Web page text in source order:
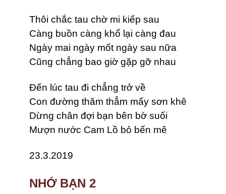
Thôi chắc tau chờ mi kiếp sau
Càng buồn càng khổ lại càng đau
Ngày mai ngày mốt ngày sau nữa
Cũng chẳng bao giờ gặp gỡ nhau
Đến lúc tau đi chẳng trở về
Con đường thăm thẳm mấy sơn khê
Dừng chân đợi bạn bên bờ suối
Mượn nước Cam Lồ bỏ bến mê
23.3.2019
NHỚ BẠN 2